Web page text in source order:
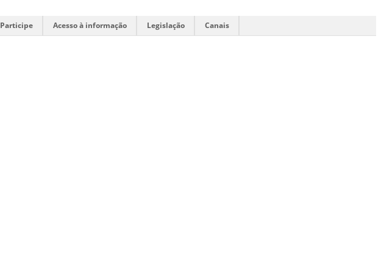
Participe Acesso à informação Legislação Canais